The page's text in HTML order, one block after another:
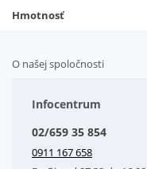
Hmotnosť
O našej spoločnosti
Obchodné podmienky
Kontakt
Letáky na stiahnutie
Infocentrum
02/659 35 854
0911 167 658